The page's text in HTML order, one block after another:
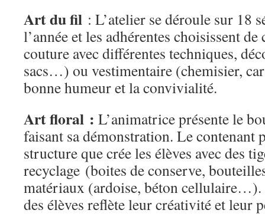
Art du fil : L’atelier se déroule sur 18
l’année et les adhérentes choisissent
couture avec différentes techniques,
sacs…) ou vestimentaire (chemisier,
bonne humeur et la convivialité.
Art floral : L’animatrice présente le
faisant sa démonstration. Le contenant
structure que crée les élèves avec des
recyclage (boites de conserve,
matériaux (ardoise, béton
des élèves reflète leur créativité et leur